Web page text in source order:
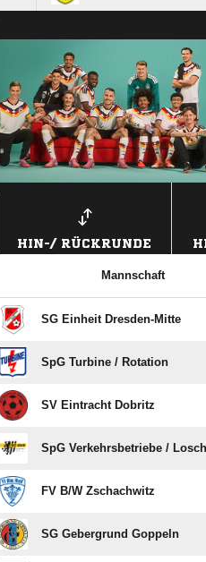
HIN-/ RÜCKRUNDE
Mannschaft
SG Einheit Dresden-Mitte
SpG Turbine /​ Rotation
SV Eintracht Dobritz
SpG Verkehrsbetriebe /​
FV B/​W Zschachwitz
SG Gebergrund Goppeln